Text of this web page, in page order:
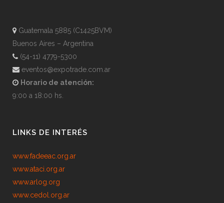
Guatemala 5885 (C1425BVM)
Buenos Aires – Argentina
(54-11) 4779-5300
eventos@expotrade.com.ar
Horario de atención:
9:00 a 18:00 hs.
LINKS DE INTERÉS
www.fadeeac.org.ar
www.ataci.org.ar
www.arlog.org
www.cedol.org.ar